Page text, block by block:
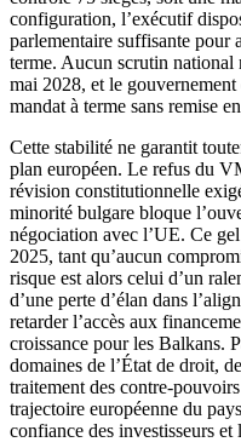
configuration, l’exécutif
parlementaire suffisante pour
terme. Aucun scrutin national
mai 2028, et le
mandat à terme sans remise
Cette stabilité ne garantit
plan européen. Le refus du
révision constitutionnelle
minorité bulgare bloque
négociation avec l’UE. Ce
2025, tant qu’aucun
risque est alors celui d’un
d’une perte d’élan dans
retarder l’accès aux
croissance pour les Balkans.
domaines de l’État de droit,
traitement des contre-
trajectoire européenne du
confiance des investisseurs